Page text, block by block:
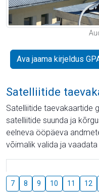
Ava jaama kirjeldus
Satelliitide
Satelliitide taevakaartide
satelliitide suunda ja
eelneva ööpäeva
võimalik valida ja
7 8 9 10 11 12